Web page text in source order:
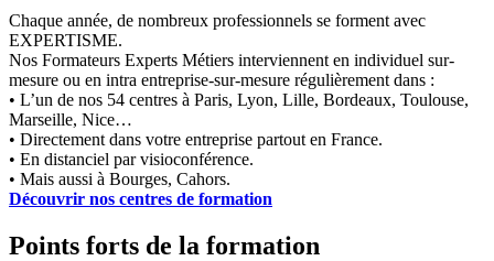
Chaque année, de nombreux professionnels se forment avec
EXPERTISME.
Nos Formateurs Experts Métiers interviennent en individuel sur-
mesure ou en intra entreprise-sur-mesure régulièrement dans :
• L’un de nos 54 centres à Paris, Lyon, Lille, Bordeaux, Toulouse,
Marseille, Nice…
• Directement dans votre entreprise partout en France.
• En distanciel par visioconférence.
• Mais aussi à Bourges, Cahors.
Découvrir nos centres de formation
Points forts de la formation